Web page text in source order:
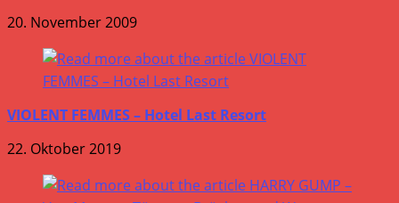
20. November 2009
VIOLENT FEMMES – Hotel Last Resort
22. Oktober 2019